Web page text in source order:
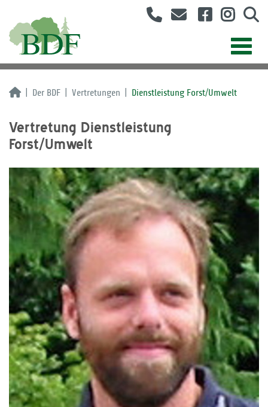
Der BDF Vertretungen Dienstleistung Forst/Umwelt
Vertretung Dienstleistung
Forst/Umwelt